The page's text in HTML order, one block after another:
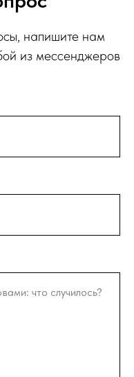
напишите нам
из мессенджеров